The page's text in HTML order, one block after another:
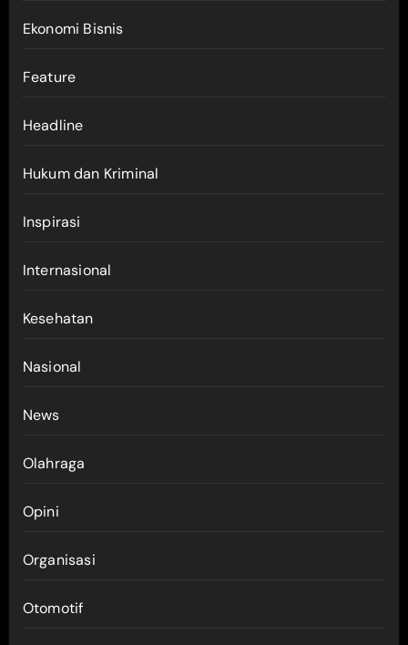
Ekonomi Bisnis
Feature
Headline
Hukum dan Kriminal
Inspirasi
Internasional
Kesehatan
Nasional
News
Olahraga
Opini
Organisasi
Otomotif